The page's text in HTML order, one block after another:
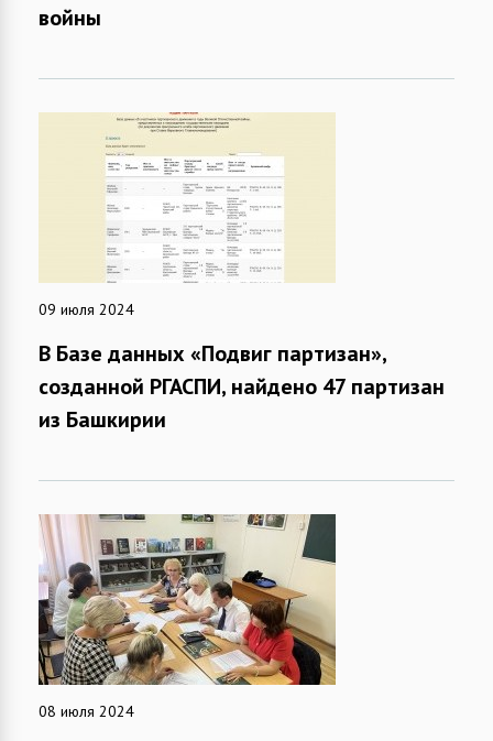
войны
09 июля 2024
В Базе данных «Подвиг партизан»,
созданной РГАСПИ, найдено 47 партизан
из Башкирии
08 июля 2024